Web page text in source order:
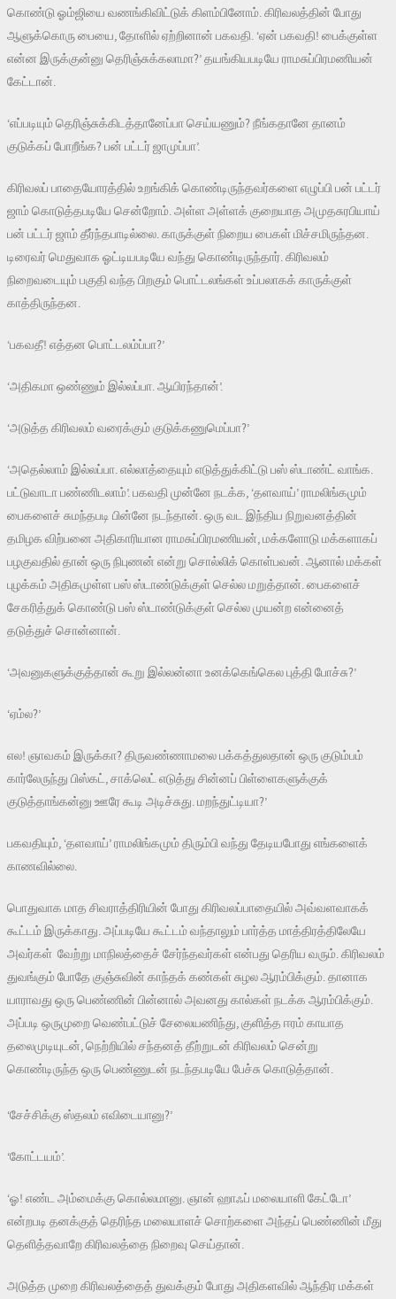
கொண்டு ஓம்ஜியை வணங்கிவிட்டுக் கிளம்பினோம். கிரிவலத்தின் போது
ஆளுக்கொரு பையை, தோளில் ஏற்றினான் பகவதி. ‘ஏன் பகவதி! பைக்குள்ள
என்ன இருக்குன்னு தெரிஞ்சுக்கலாமா?’ தயங்கியபடியே ராமசுப்பிரமணியன்
கேட்டான்.
‘எப்படியும் தெரிஞ்சுக்கிடத்தானேப்பா செய்யணும்? நீங்கதானே தானம்
குடுக்கப் போறீங்க? பன் பட்டர் ஜாமுப்பா’.
கிரிவலப் பாதையோரத்தில் உறங்கிக் கொண்டிருந்தவர்களை எழுப்பி பன் பட்டர்
ஜாம் கொடுத்தபடியே சென்றோம். அள்ள அள்ளக் குறையாத அமுதசுரபியாய்
பன் பட்டர் ஜாம் தீர்ந்தபாடில்லை. காருக்குள் நிறைய பைகள் மிச்சமிருந்தன.
டிரைவர் மெதுவாக ஓட்டியபடியே வந்து கொண்டிருந்தார். கிரிவலம்
நிறைவடையும் பகுதி வந்த பிறகும் பொட்டலங்கள் உப்பலாகக் காருக்குள்
காத்திருந்தன.
‘பகவதீ! எத்தன பொட்டலம்ப்பா?’
‘அதிகமா ஒண்ணும் இல்லப்பா. ஆயிரந்தான்’.
‘அடுத்த கிரிவலம் வரைக்கும் குடுக்கணுமெப்பா?’
‘அதெல்லாம் இல்லப்பா. எல்லாத்தையும் எடுத்துக்கிட்டு பஸ் ஸ்டாண்ட் வாங்க.
பட்டுவாடா பண்ணிடலாம்’. பகவதி முன்னே நடக்க, ‘தளவாய்’ ராமலிங்கமும்
பைகளைச் சுமந்தபடி பின்னே நடந்தான். ஒரு வட இந்திய நிறுவனத்தின்
தமிழக விற்பனை அதிகாரியான ராமசுப்பிரமணியன், மக்களோடு மக்களாகப்
பழகுவதில் தான் ஒரு நிபுணன் என்று சொல்லிக் கொள்பவன். ஆனால் மக்கள்
புழக்கம் அதிகமுள்ள பஸ் ஸ்டாண்டுக்குள் செல்ல மறுத்தான். பைகளைச்
சேகரித்துக் கொண்டு பஸ் ஸ்டாண்டுக்குள் செல்ல முயன்ற என்னைத்
தடுத்துச் சொன்னான்.
‘அவனுகளுக்குத்தான் கூறு இல்லன்னா உனக்கெங்கெல புத்தி போச்சு?’
‘ஏம்ல?’
எல! ஞாவகம் இருக்கா? திருவண்ணாமலை பக்கத்துலதான் ஒரு குடும்பம்
கார்லேருந்து பிஸ்கட், சாக்லெட் எடுத்து சின்னப் பிள்ளைகளுக்குக்
குடுத்தாங்கன்னு ஊரே கூடி அடிச்சுது. மறந்துட்டியா?’
பகவதியும், ‘தளவாய்’ ராமலிங்கமும் திரும்பி வந்து தேடியபோது எங்களைக்
காணவில்லை.
பொதுவாக மாத சிவராத்திரியின் போது கிரிவலப்பாதையில் அவ்வளவாகக்
கூட்டம் இருக்காது. அப்படியே கூட்டம் வந்தாலும் பார்த்த மாத்திரத்திலேயே
அவர்கள் வேற்று மாநிலத்தைச் சேர்ந்தவர்கள் என்பது தெரிய வரும். கிரிவலம்
துவங்கும் போதே குஞ்சுவின் காந்தக் கண்கள் சுழல ஆரம்பிக்கும். தானாக
யாராவது ஒரு பெண்ணின் பின்னால் அவனது கால்கள் நடக்க ஆரம்பிக்கும்.
அப்படி ஒருமுறை வெண்பட்டுச் சேலையணிந்து, குளித்த ஈரம் காயாத
தலைமுடியுடன், நெற்றியில் சந்தனத் தீற்றுடன் கிரிவலம் சென்று
கொண்டிருந்த ஒரு பெண்ணுடன் நடந்தபடியே பேச்சு கொடுத்தான்.
‘சேச்சிக்கு ஸ்தலம் எவிடையானு?’
‘கோட்டயம்’.
‘ஓ! எண்ட அம்மைக்கு கொல்லமானு. ஞான் ஹாஃப் மலையாளி கேட்டோ’
என்றபடி தனக்குத் தெரிந்த மலையாளச் சொற்களை அந்தப் பெண்ணின் மீது
தெளித்தவாறே கிரிவலத்தை நிறைவு செய்தான்.
அடுத்த முறை கிரிவலத்தைத் துவக்கும் போது அதிகளவில் ஆந்திர மக்கள்